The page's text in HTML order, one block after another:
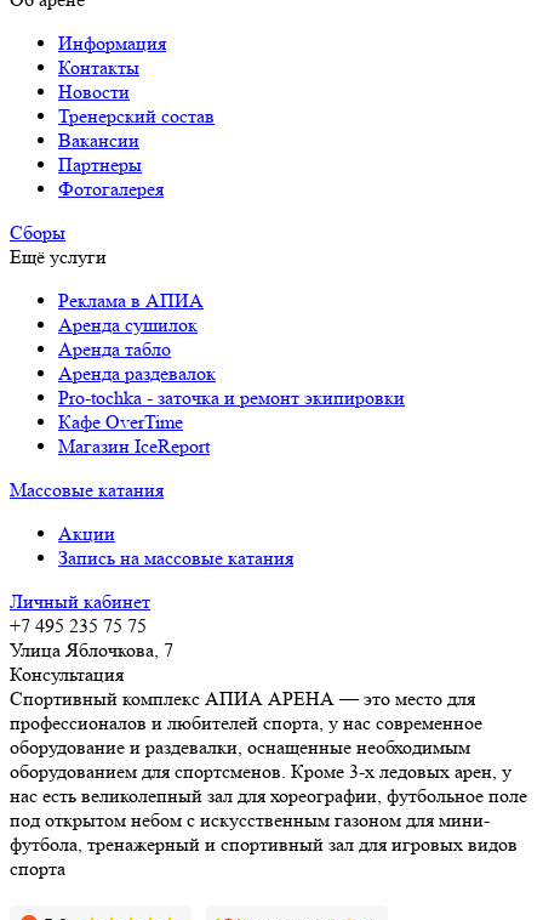
Информация
Контакты
Новости
Тренерский состав
Вакансии
Партнеры
Фотогалерея
Сборы
Ещё услуги
Реклама в АПИА
Аренда сушилок
Аренда табло
Аренда раздевалок
Pro-tochka - заточка и ремонт экипировки
Кафе OverTime
Магазин IceReport
Массовые катания
Акции
Запись на массовые катания
Личный кабинет
+7 495 235 75 75
Улица Яблочкова, 7
Консультация
Спортивный комплекс АПИА АРЕНА — это место для
профессионалов и любителей спорта, у нас современное
оборудование и раздевалки, оснащенные необходимым
оборудованием для спортсменов. Кроме 3-х ледовых арен, у
нас есть великолепный зал для хореографии, футбольное поле
под открытом небом с искусственным газоном для мини-
футбола, тренажерный и спортивный зал для игровых видов
спорта